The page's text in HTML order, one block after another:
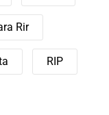
Rir
RIP